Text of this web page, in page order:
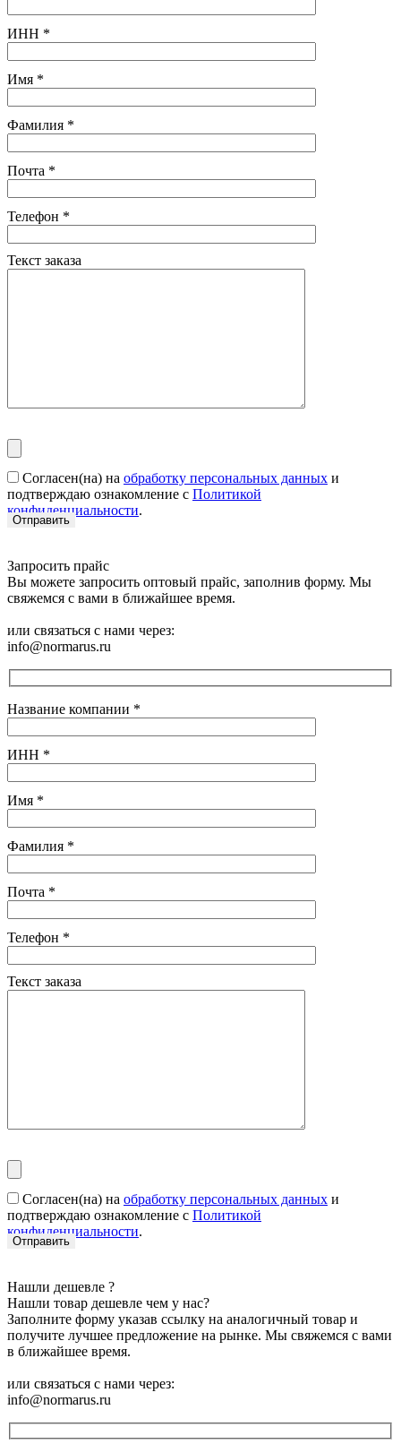
ИНН *
Имя *
Фамилия *
Почта *
Телефон *
Текст заказа
Согласен(на) на обработку персональных данных и
подтверждаю ознакомление с Политикой
конфиденциальности.
Запросить прайс
Вы можете запросить оптовый прайс, заполнив форму. Мы
свяжемся с вами в ближайшее время.
или связаться с нами через:
info@normarus.ru
Название компании *
ИНН *
Имя *
Фамилия *
Почта *
Телефон *
Текст заказа
Согласен(на) на обработку персональных данных и
подтверждаю ознакомление с Политикой
конфиденциальности.
Нашли дешевле ?
Нашли товар дешевле чем у нас?
Заполните форму указав ссылку на аналогичный товар и
получите лучшее предложение на рынке. Мы свяжемся с вами
в ближайшее время.
или связаться с нами через:
info@normarus.ru